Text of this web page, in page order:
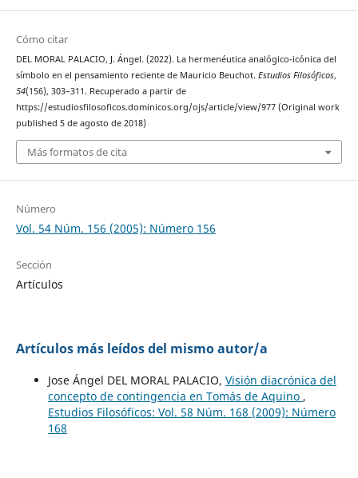
Cómo citar
DEL MORAL PALACIO, J. Ángel. (2022). La hermenéutica analógico-icónica del
símbolo en el pensamiento reciente de Mauricio Beuchot. Estudios Filosóficos,
54(156), 303–311. Recuperado a partir de
https://estudiosfilosoficos.dominicos.org/ojs/article/view/977 (Original work
published 5 de agosto de 2018)
Más formatos de cita
Número
Vol. 54 Núm. 156 (2005): Número 156
Sección
Artículos
Artículos más leídos del mismo autor/a
Jose Ángel DEL MORAL PALACIO, Visión diacrónica del
concepto de contingencia en Tomás de Aquino ,
Estudios Filosóficos: Vol. 58 Núm. 168 (2009): Número
168